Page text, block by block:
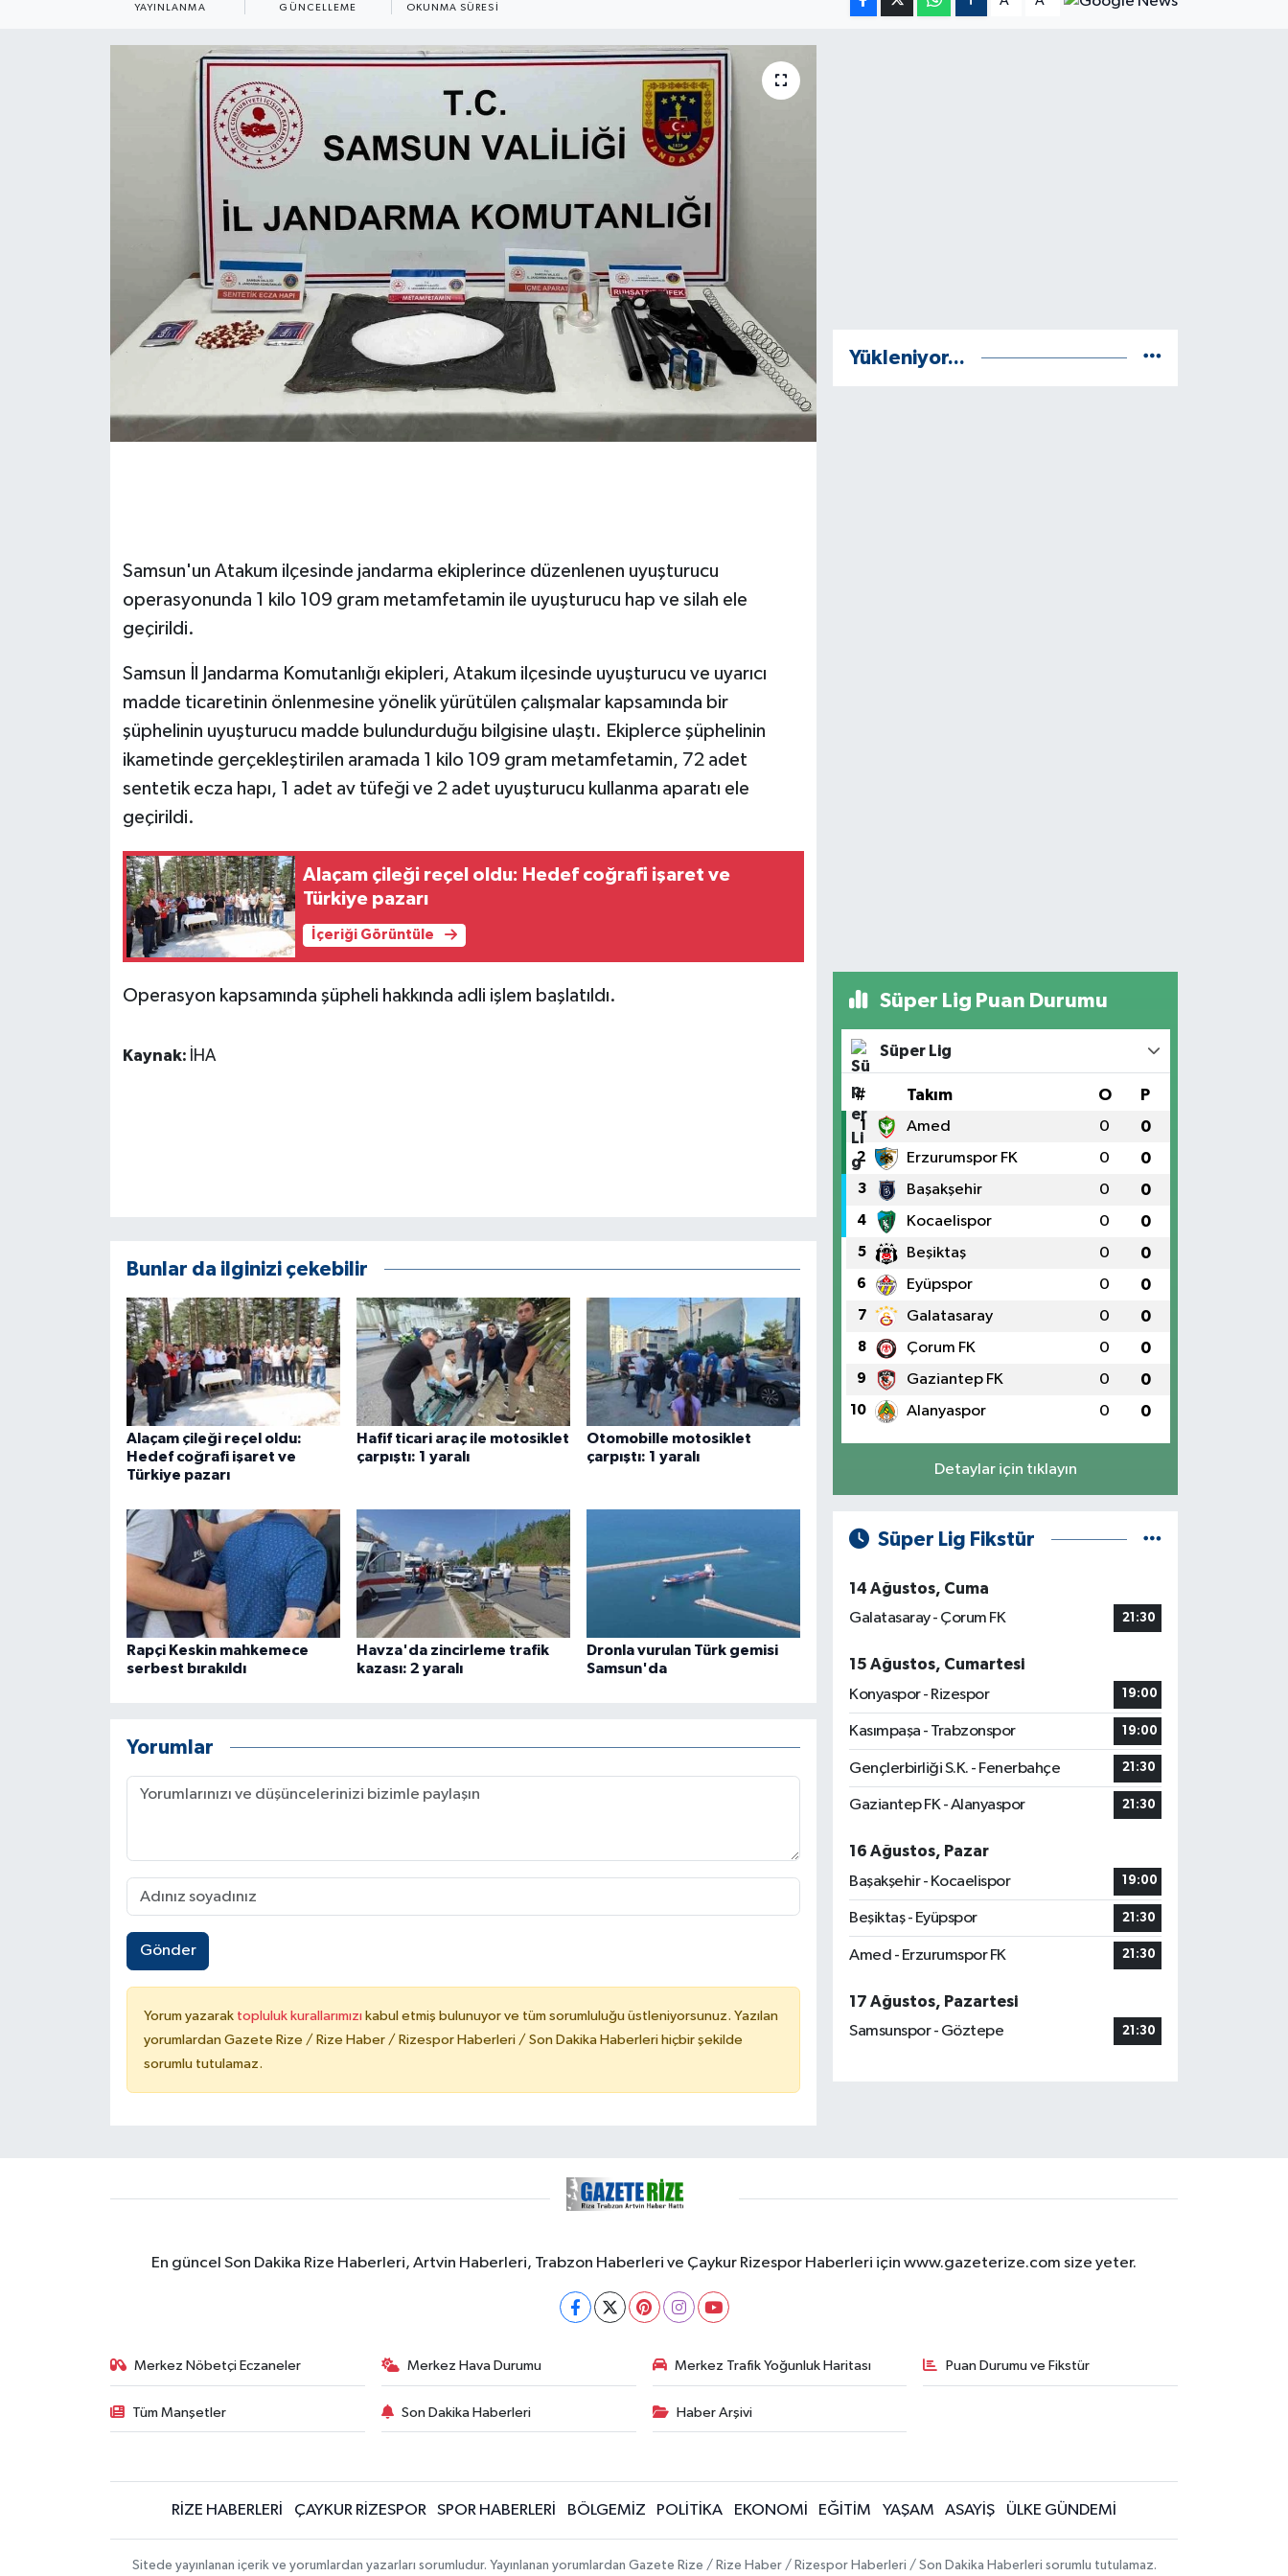
YAYINLANMA GÜNCELLEME OKUNMA SÜRESI
Samsun'un Atakum ilçesinde jandarma ekiplerince düzenlenen uyuşturucu
operasyonunda 1 kilo 109 gram metamfetamin ile uyuşturucu hap ve silah ele
geçirildi.
Samsun İl Jandarma Komutanlığı ekipleri, Atakum ilçesinde uyuşturucu ve uyarıcı
madde ticaretinin önlenmesine yönelik yürütülen çalışmalar kapsamında bir
şüphelinin uyuşturucu madde bulundurduğu bilgisine ulaştı. Ekiplerce şüphelinin
ikametinde gerçekleştirilen aramada 1 kilo 109 gram metamfetamin, 72 adet
sentetik ecza hapı, 1 adet av tüfeği ve 2 adet uyuşturucu kullanma aparatı ele
geçirildi.
Alaçam çileği reçel oldu: Hedef coğrafi işaret ve
Türkiye pazarı
İçeriği Görüntüle
Operasyon kapsamında şüpheli hakkında adli işlem başlatıldı.
Kaynak: İHA
Bunlar da ilginizi çekebilir
Alaçam çileği reçel oldu:
Hedef coğrafi işaret ve
Türkiye pazarı
Hafif ticari araç ile motosiklet
çarpıştı: 1 yaralı
Otomobille motosiklet
çarpıştı: 1 yaralı
Rapçi Keskin mahkemece
serbest bırakıldı
Havza'da zincirleme trafik
kazası: 2 yaralı
Dronla vurulan Türk gemisi
Samsun'da
Yorumlar
Gönder
Yorum yazarak topluluk kurallarımızı kabul etmiş bulunuyor ve tüm sorumluluğu üstleniyorsunuz. Yazılan
yorumlardan Gazete Rize / Rize Haber / Rizespor Haberleri / Son Dakika Haberleri hiçbir şekilde
sorumlu tutulamaz.
Yükleniyor...
Süper Lig Puan Durumu
Süper Lig
# Takım O P
1 Amed 0 0
2 Erzurumspor FK 0 0
3 Başakşehir 0 0
4 Kocaelispor 0 0
5 Beşiktaş 0 0
6 Eyüpspor 0 0
7 Galatasaray 0 0
8 Çorum FK 0 0
9 Gaziantep FK 0 0
10 Alanyaspor 0 0
Detaylar için tıklayın
Süper Lig Fikstür
14 Ağustos, Cuma
Galatasaray - Çorum FK
21:30
15 Ağustos, Cumartesi
Konyaspor - Rizespor
19:00
Kasımpaşa - Trabzonspor 19:00
Gençlerbirliği S.K. - Fenerbahçe 21:30
Gaziantep FK - Alanyaspor 21:30
16 Ağustos, Pazar
Başakşehir - Kocaelispor
19:00
Beşiktaş - Eyüpspor 21:30
Amed - Erzurumspor FK 21:30
17 Ağustos, Pazartesi
Samsunspor - Göztepe
21:30
En güncel Son Dakika Rize Haberleri, Artvin Haberleri, Trabzon Haberleri ve Çaykur Rizespor Haberleri için www.gazeterize.com size yeter.
Merkez Nöbetçi Eczaneler Merkez Hava Durumu Merkez Trafik Yoğunluk Haritası Puan Durumu ve Fikstür
Tüm Manşetler Son Dakika Haberleri Haber Arşivi
RİZE HABERLERİ ÇAYKUR RİZESPOR SPOR HABERLERİ BÖLGEMİZ POLİTİKA EKONOMİ EĞİTİM YAŞAM ASAYİŞ ÜLKE GÜNDEMİ
Sitede yayınlanan içerik ve yorumlardan yazarları sorumludur. Yayınlanan yorumlardan Gazete Rize / Rize Haber / Rizespor Haberleri / Son Dakika Haberleri sorumlu tutulamaz.
Gayrimenkul
HABERDE İNSAN
Jandarma
KÜLTÜR SANAT
MAGAZİN
Otomobil
ÜLKE GÜNDEMİ
Yerel Haberler